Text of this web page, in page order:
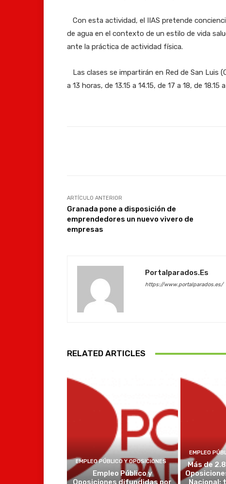
Con esta actividad, el IIAS pretende
de agua en el contexto de un estilo de vida
ante la práctica de actividad física.
Las clases se impartirán en Red de San Luis
a 13 horas, de 13.15 a 14.15, de 17 a 18, de 18.15
ARTÍCULO ANTERIOR
Granada pone a disposición de
emprendedores un nuevo vivero de
empresas
Portalparados.es
https://www.portalparados.es/
RELATED ARTICLES
EMPLEO PÚBLICO Y OPOSICIONES
Empleo Público y
EMPLEO
Más de